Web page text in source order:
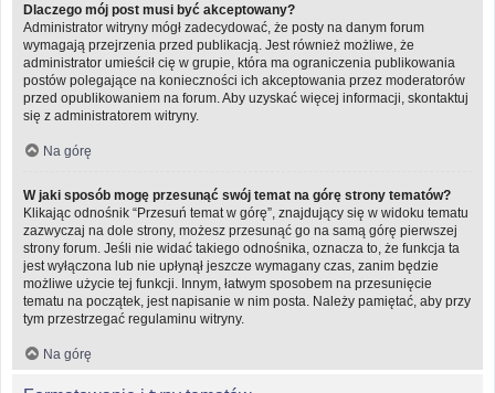
Dlaczego mój post musi być akceptowany?
Administrator witryny mógł zadecydować, że posty na danym forum
wymagają przejrzenia przed publikacją. Jest również możliwe, że
administrator umieścił cię w grupie, która ma ograniczenia publikowania
postów polegające na konieczności ich akceptowania przez moderatorów
przed opublikowaniem na forum. Aby uzyskać więcej informacji, skontaktuj
się z administratorem witryny.
Na górę
W jaki sposób mogę przesunąć swój temat na górę strony tematów?
Klikając odnośnik “Przesuń temat w górę”, znajdujący się w widoku tematu
zazwyczaj na dole strony, możesz przesunąć go na samą górę pierwszej
strony forum. Jeśli nie widać takiego odnośnika, oznacza to, że funkcja ta
jest wyłączona lub nie upłynął jeszcze wymagany czas, zanim będzie
możliwe użycie tej funkcji. Innym, łatwym sposobem na przesunięcie
tematu na początek, jest napisanie w nim posta. Należy pamiętać, aby przy
tym przestrzegać regulaminu witryny.
Na górę